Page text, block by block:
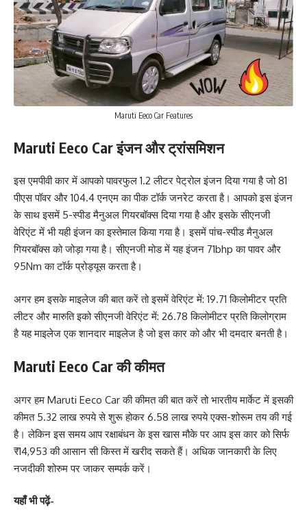
Maruti Eeco Car Features
Maruti Eeco Car इंजन और ट्रांसमिशन
इस एमपीवी कार में आपको पावरफुल 1.2 लीटर पेट्रोल इंजन दिया गया है जो 81
पीएस पॉवर और 104.4 एनएम का पीक टॉर्क जनरेट करता है। आपको इस इंजन
के साथ इसमें 5-स्पीड मैनुअल गियरबॉक्स दिया गया है और इसके सीएनजी
वेरिएंट में भी यही इंजन का इस्तेमाल किया गया है। इसमें पांच-स्पीड मैनुअल
गियरबॉक्स को जोड़ा गया है। सीएनजी मोड में यह इंजन 71bhp का पावर और
95Nm का टॉर्क प्रोड्यूस करता है।
अगर हम इसके माइलेज की बात करें तो इसमें वेरिएंट में: 19.71 किलोमीटर प्रति
लीटर और मारुति इको सीएनजी वेरिएंट में: 26.78 किलोमीटर प्रति किलोग्राम
है यह माइलेज एक शानदार माइलेज है जो इस कार को और भी दमदार बनती है।
Maruti Eeco Car की कीमत
अगर हम Maruti Eeco Car की कीमत की बात करें तो भारतीय मार्केट में इसकी
कीमत 5.32 लाख रुपये से शुरू होकर 6.58 लाख रुपये एक्स-शोरूम तय की गई
है। लेकिन इस समय आप रक्षाबंधन के इस खास मौके पर आप इस कार को सिर्फ
₹14,953 की आसान सी किस्त में खरीद सकते हैं। अधिक जानकारी के लिए
नजदीकी शोरुम पर जाकर सम्पर्क करें।
यहाँ भी पढ़ें-